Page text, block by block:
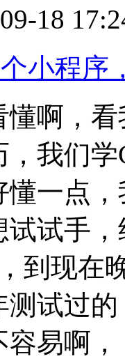
18
小程序
懂啊，
，我们
懂一点
试试手
到现在
测试过
易啊，